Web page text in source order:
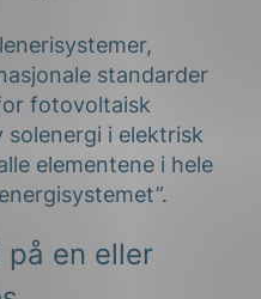
standarder
fotovoltaisk
solenergi i elektrisk
elementene i hele
på en eller